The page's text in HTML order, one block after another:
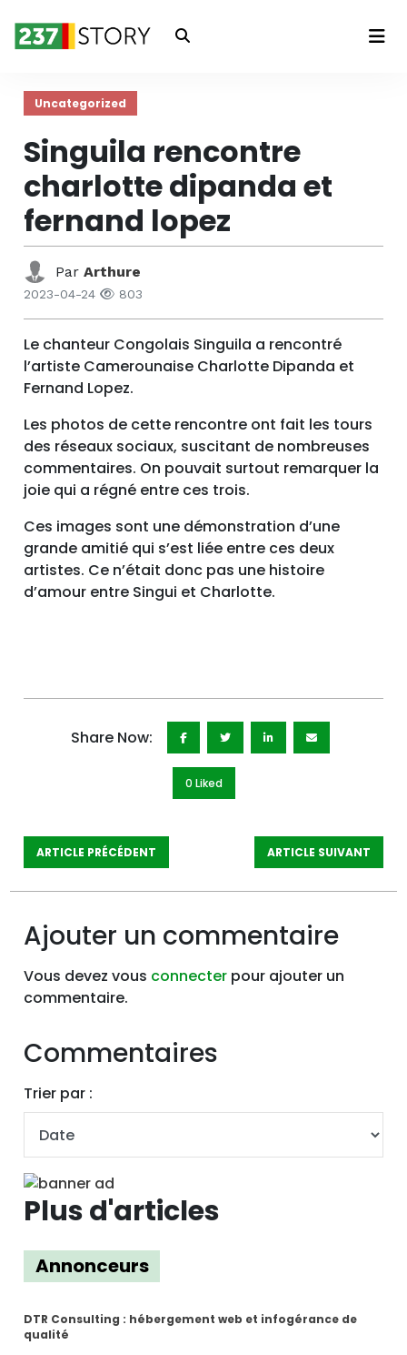
Connexion
Uncategorized
Singuila rencontre
charlotte dipanda et
fernand lopez
ParArthure
2023-04-24 803
Le chanteur Congolais Singuila a rencontré
l’artiste Camerounaise Charlotte Dipanda et
Fernand Lopez.
Les photos de cette rencontre ont fait les tours
des réseaux sociaux, suscitant de nombreuses
commentaires. On pouvait surtout remarquer la
joie qui a régné entre ces trois.
Ces images sont une démonstration d’une
grande amitié qui s’est liée entre ces deux
artistes. Ce n’était donc pas une histoire
d’amour entre Singui et Charlotte.
Share Now:
0 Liked
ARTICLE PRÉCÉDENT ARTICLE SUIVANT
Ajouter un commentaire
Vous devez vous connecter pour ajouter un
commentaire.
Commentaires
Trier par :
Plus d'articles
Annonceurs
DTR Consulting : hébergement web et infogérance de
qualité